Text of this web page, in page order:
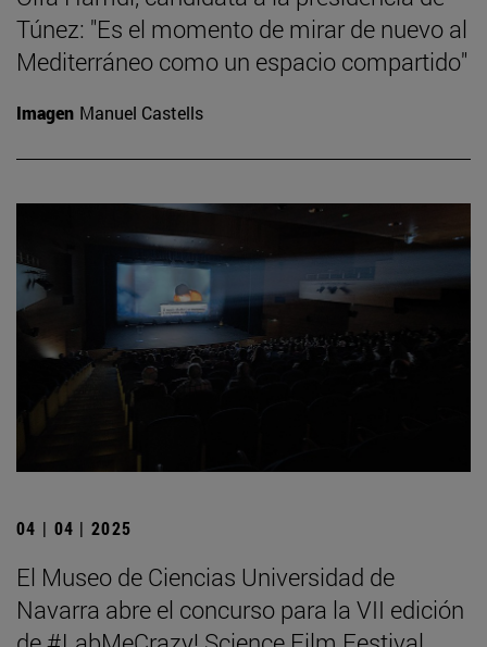
Túnez: "Es el momento de mirar de nuevo al
Mediterráneo como un espacio compartido"
Imagen Manuel Castells
04 | 04 | 2025
El Museo de Ciencias Universidad de
Navarra abre el concurso para la VII edición